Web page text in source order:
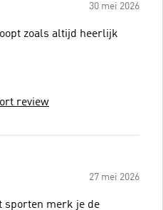
30 mei 2026
zoals altijd heerlijk
review
27 mei 2026
sporten merk je de